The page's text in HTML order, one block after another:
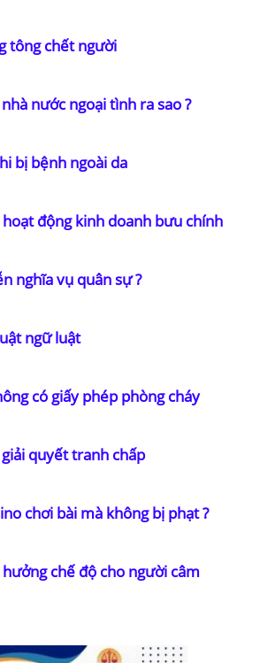
tông chết người
nước ngoại tình ra sao ?
bị bệnh ngoài da
động kinh doanh bưu chính
nghĩa vụ quân sự ?
ngữ luật
có giấy phép phòng cháy
quyết tranh chấp
chơi bài mà không bị phạt ?
chế độ cho người câm